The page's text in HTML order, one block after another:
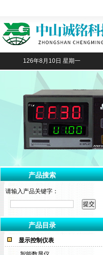
126年8月10日 星期一
产品搜索
请输入产品关键字：
产品目录
显示控制仪表